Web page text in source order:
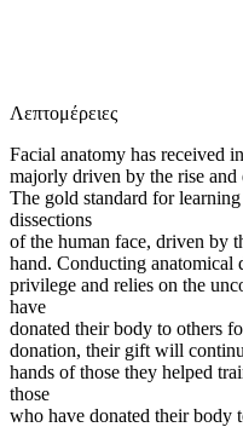
Λεπτομέρειες
Facial anatomy has received
majorly driven by the rise
The gold standard for
dissections
of the human face, driven by
hand. Conducting anatomical
privilege and relies on the
have
donated their body to others
donation, their gift will
hands of those they helped
those
who have donated their body